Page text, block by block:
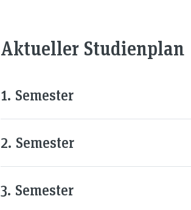
Aktueller Studienplan
1. Semester
2. Semester
3. Semester